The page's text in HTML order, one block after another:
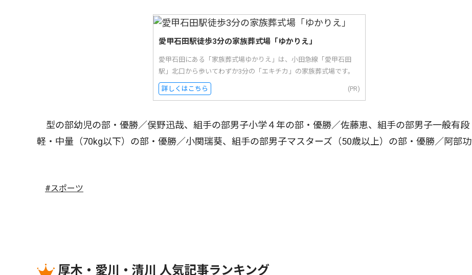
愛甲石田駅徒歩3分の家族葬式場「ゆかりえ」
愛甲石田にある「家族葬式場ゆかりえ」は、小田急線「愛甲石田
駅」北口から歩いてわずか3分の「エキチカ」の家族葬式場です。
詳しくはこちら (PR)
型の部幼児の部・優勝／俣野迅哉、組手の部男子小学４年の部・優勝／佐藤恵、組手の部男子一般有段
軽・中量（70kg以下）の部・優勝／小関瑞葵、組手の部男子マスターズ（50歳以上）の部・優勝／阿部功
#スポーツ
厚木・愛川・清川 人気記事ランキング